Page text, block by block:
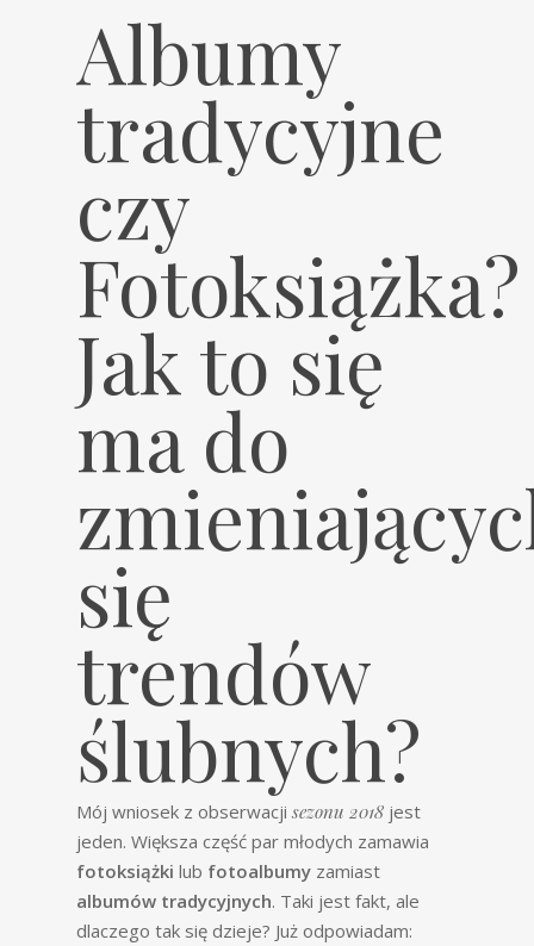
Albumy
tradycyjne
czy
Fotoksiążka?
Jak to się
ma do
się
trendów
ślubnych?
Mój wniosek z obserwacjisezonu 2018 jest
jeden. Większa część par młodych zamawia
fotoksiążki lub fotoalbumy zamiast
albumów tradycyjnych. Taki jest fakt, ale
dlaczego tak się dzieje? Już odpowiadam: